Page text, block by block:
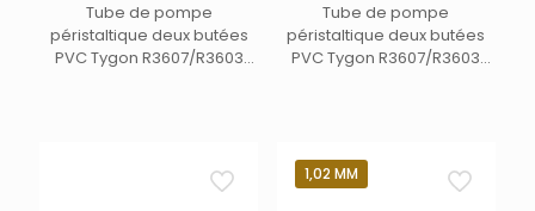
Tube de pompe
péristaltique deux butées
PVC Tygon R3607/R3603
Tube de pompe
péristaltique deux butées
PVC Tygon R3607/R3603
1,02 MM